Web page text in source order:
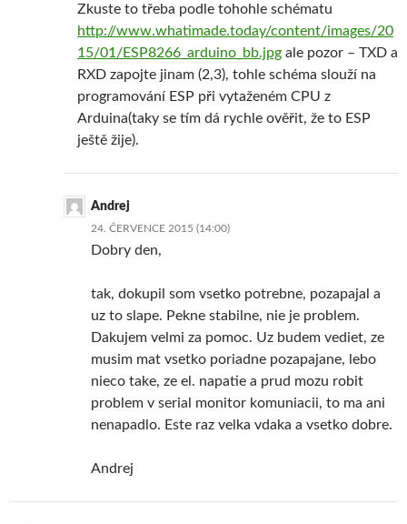
Zkuste to třeba podle tohohle schématu
http://www.whatimade.today/content/images/20
15/01/ESP8266_arduino_bb.jpg ale pozor – TXD a
RXD zapojte jinam (2,3), tohle schéma slouží na
programování ESP při vytaženém CPU z
Arduina(taky se tím dá rychle ověřit, že to ESP
ještě žije).
Andrej
24. ČERVENCE 2015 (14:00)
Dobry den,
tak, dokupil som vsetko potrebne, pozapajal a
uz to slape. Pekne stabilne, nie je problem.
Dakujem velmi za pomoc. Uz budem vediet, ze
musim mat vsetko poriadne pozapajane, lebo
nieco take, ze el. napatie a prud mozu robit
problem v serial monitor komuniacii, to ma ani
nenapadlo. Este raz velka vdaka a vsetko dobre.
Andrej